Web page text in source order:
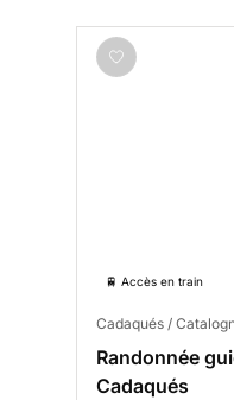
🚆 Accès en train
Cadaqués /
Randonnée
Cadaqués